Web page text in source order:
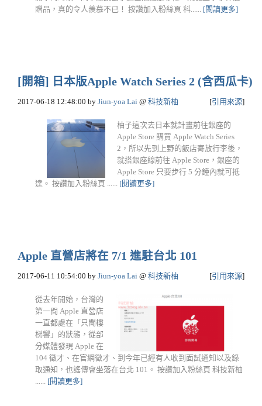
贈品，真的令人羨慕不已！ 按讚加入粉絲頁 科...... [閱讀更多]
[開箱] 日本版Apple Watch Series 2 (含西瓜卡)
2017-06-18 12:48:00 by Jiun-yoa Lai @ 科技新柚 [引用來源]
柚子這次去日本就計畫前往銀座的
Apple Store 購買 Apple Watch Series
2，所以先到上野的飯店寄放行李後，
就搭銀座線前往 Apple Store，銀座的
Apple Store 只要步行 5 分鐘內就可抵
達。 按讚加入粉絲頁 ...... [閱讀更多]
Apple 直營店將在 7/1 進駐台北 101
2017-06-11 10:54:00 by Jiun-yoa Lai @ 科技新柚 [引用來源]
從去年開始，台灣的
第一間 Apple 直營店
一直都處在「只聞樓
梯響」的狀態，從部
分媒體發現 Apple 在
104 徵才、在官網徵才、到今年已經有人收到面試通知以及錄
取通知，也謠傳會坐落在台北 101。 按讚加入粉絲頁 科技新柚
...... [閱讀更多]